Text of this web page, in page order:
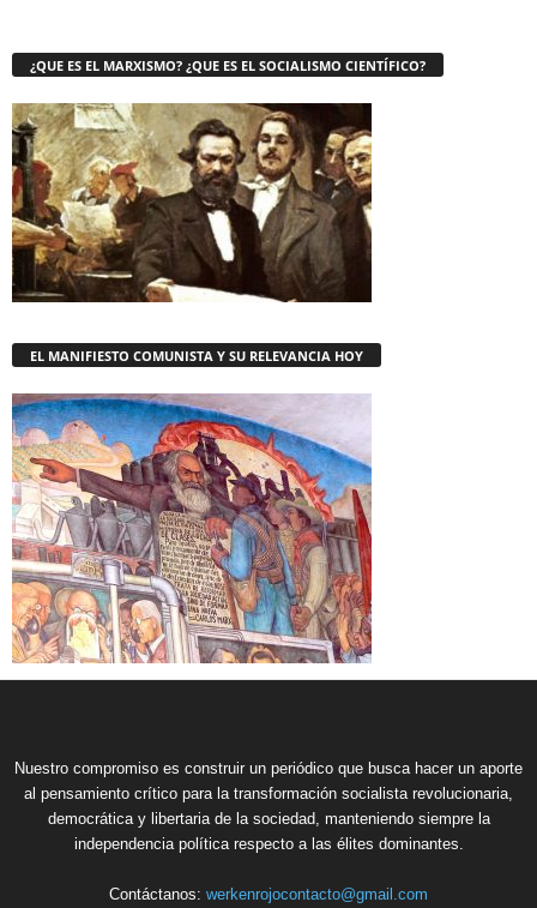
¿QUE ES EL MARXISMO? ¿QUE ES EL SOCIALISMO CIENTÍFICO?
EL MANIFIESTO COMUNISTA Y SU RELEVANCIA HOY
Nuestro compromiso es construir un periódico que busca hacer un aporte
al pensamiento crítico para la transformación socialista revolucionaria,
democrática y libertaria de la sociedad, manteniendo siempre la
independencia política respecto a las élites dominantes.
Contáctanos: werkenrojocontacto@gmail.com